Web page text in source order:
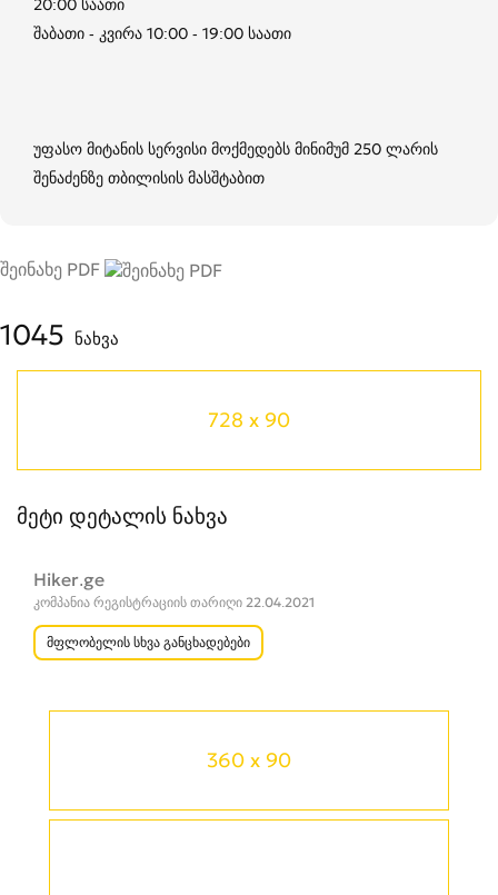
360 x 90
20:00 საათი
შაბათი - კვირა 10:00 - 19:00 საათი
უფასო მიტანის სერვისი მოქმედებს მინიმუმ 250 ლარის
შენაძენზე თბილისის მასშტაბით
შეინახე PDF
1045 ნახვა
728 x 90
მეტი დეტალის ნახვა
Hiker.ge
კომპანია რეგისტრაციის თარიღი 22.04.2021
მფლობელის სხვა განცხადებები